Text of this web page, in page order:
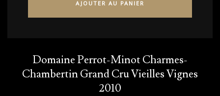
AJOUTER AU PANIER
Domaine Perrot-Minot Charmes-
Chambertin Grand Cru Vieilles Vignes
2010